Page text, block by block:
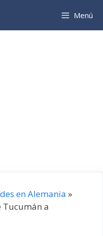
Menú
en Alemania »
Tucumán a